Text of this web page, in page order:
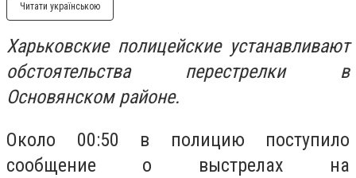
Читати українською
Харьковские полицейские устанавливают
обстоятельства перестрелки в
Основянском районе.
Около 00:50 в полицию поступило
сообщение о выстрелах на